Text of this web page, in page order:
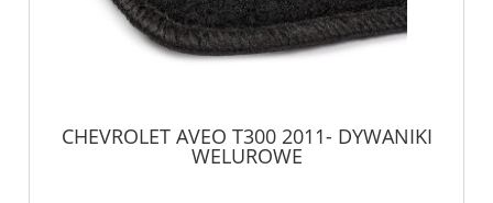
CHEVROLET AVEO T300 2011- DYWANIKI
WELUROWE